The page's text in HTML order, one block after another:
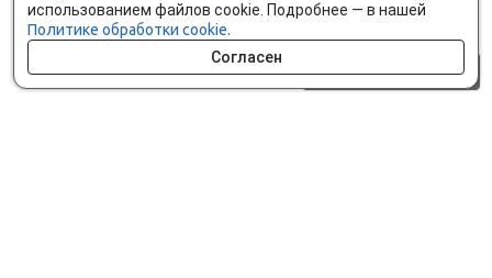
использованием файлов cookie. Подробнее — в нашей
Политике обработки cookie.
Согласен